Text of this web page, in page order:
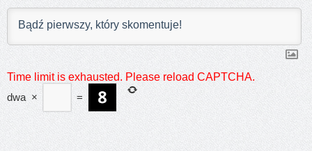
Time limit is exhausted. Please reload CAPTCHA.
dwa × =